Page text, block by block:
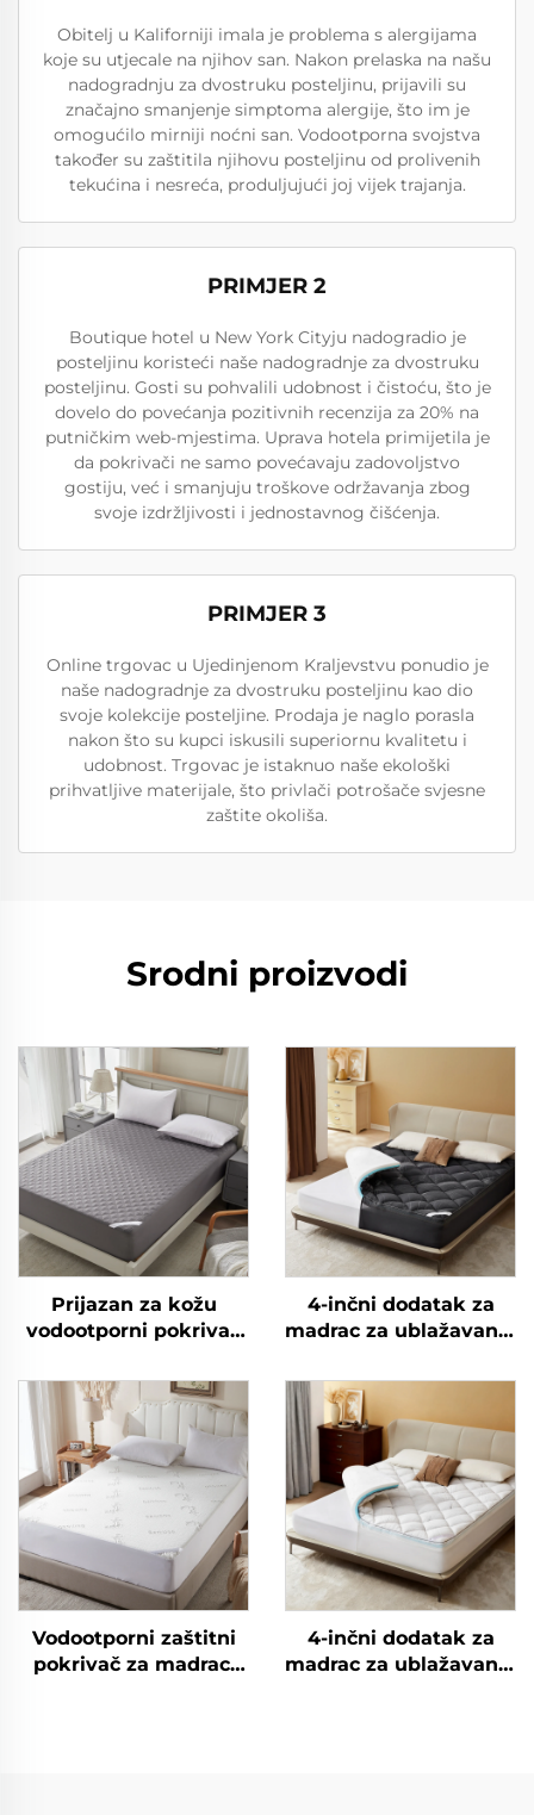
Obitelj u Kaliforniji imala je problema s alergijama
koje su utjecale na njihov san. Nakon prelaska na našu
nadogradnju za dvostruku posteljinu, prijavili su
značajno smanjenje simptoma alergije, što im je
omogućilo mirniji noćni san. Vodootporna svojstva
također su zaštitila njihovu posteljinu od prolivenih
tekućina i nesreća, produljujući joj vijek trajanja.
PRIMJER 2
Boutique hotel u New York Cityju nadogradio je
posteljinu koristeći naše nadogradnje za dvostruku
posteljinu. Gosti su pohvalili udobnost i čistoću, što je
dovelo do povećanja pozitivnih recenzija za 20% na
putničkim web-mjestima. Uprava hotela primijetila je
da pokrivači ne samo povećavaju zadovoljstvo
gostiju, već i smanjuju troškove održavanja zbog
svoje izdržljivosti i jednostavnog čišćenja.
PRIMJER 3
Online trgovac u Ujedinjenom Kraljevstvu ponudio je
naše nadogradnje za dvostruku posteljinu kao dio
svoje kolekcije posteljine. Prodaja je naglo porasla
nakon što su kupci iskusili superiornu kvalitetu i
udobnost. Trgovac je istaknuo naše ekološki
prihvatljive materijale, što privlači potrošače svjesne
zaštite okoliša.
Srodni proizvodi
Prijazan za kožu
vodootporni pokrivač
meki punjeni pokrivač
za madrac, 6''-18''
duboki džep za
pokrivač za madrac
(siva)
4-inčni dodatak za
madrac za ublažavanje
Dvostratni dodatak
srednje podrške (2"
gel pjenasti madrac s
pamćenjem oblika + 2"
hladni puhasti
dodatak tipa pillow
top), Propuštanje
zraka i ublažavanje
tlaka (Siva boja)
Vodootporni zaštitni
pokrivač za madrac,
4-inčni dodatak za
madrac za ublažavanje